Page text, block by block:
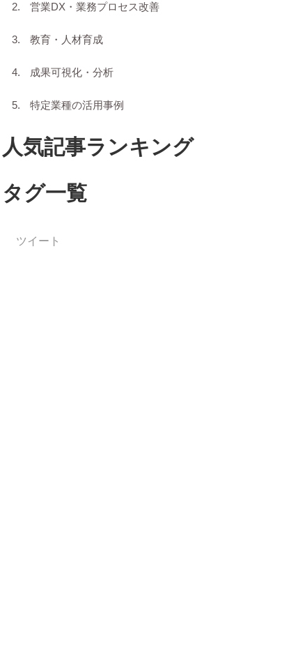
営業DX・業務プロセス改善
教育・人材育成
成果可視化・分析
特定業種の活用事例
人気記事ランキング
タグ一覧
ツイート